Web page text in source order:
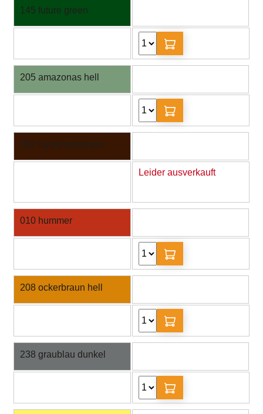
145 future green
205 amazonas hell
092 haselnussbraun
Leider ausverkauft
010 hummer
208 ockerbraun hell
238 graublau dunkel